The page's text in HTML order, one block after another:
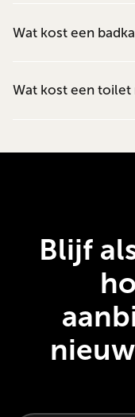
Wat kost een
Wat kost een toilet
Blijf